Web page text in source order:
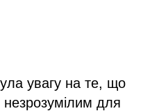
увагу на те, що
незрозумілим для